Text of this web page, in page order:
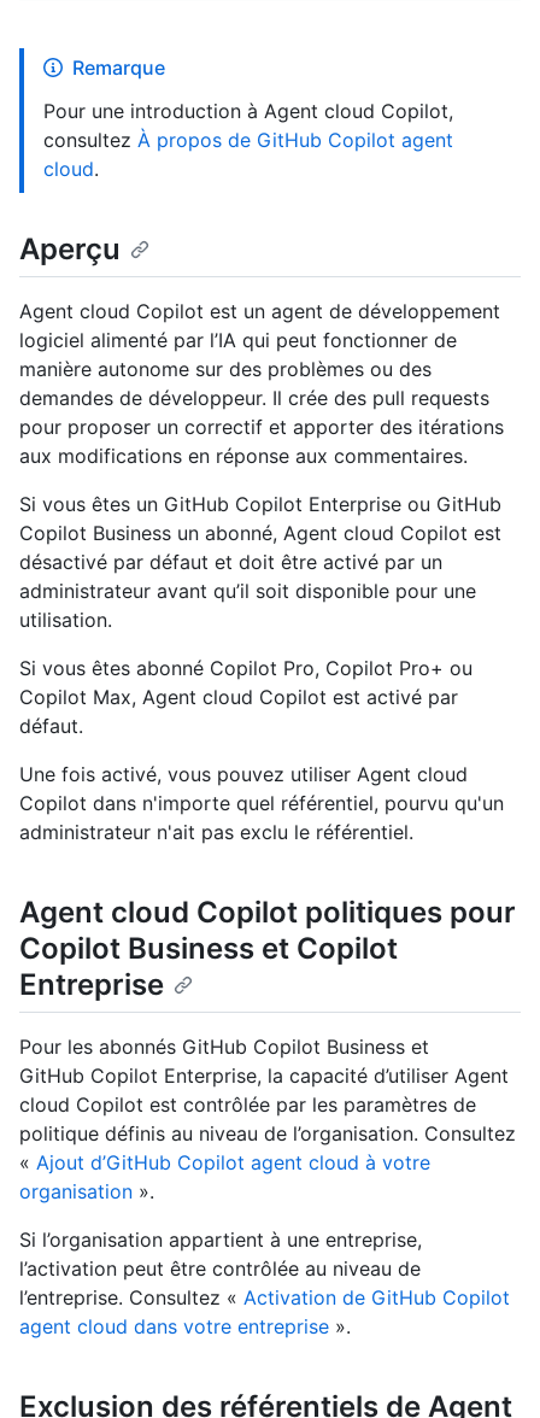
Remarque
Pour une introduction à Agent cloud Copilot,
consultez À propos de GitHub Copilot agent
cloud.
Aperçu
Agent cloud Copilot est un agent de développement
logiciel alimenté par l’IA qui peut fonctionner de
manière autonome sur des problèmes ou des
demandes de développeur. Il crée des pull requests
pour proposer un correctif et apporter des itérations
aux modifications en réponse aux commentaires.
Si vous êtes un GitHub Copilot Enterprise ou GitHub
Copilot Business un abonné, Agent cloud Copilot est
désactivé par défaut et doit être activé par un
administrateur avant qu’il soit disponible pour une
utilisation.
Si vous êtes abonné Copilot Pro, Copilot Pro+ ou
Copilot Max, Agent cloud Copilot est activé par
défaut.
Une fois activé, vous pouvez utiliser Agent cloud
Copilot dans n'importe quel référentiel, pourvu qu'un
administrateur n'ait pas exclu le référentiel.
Agent cloud Copilot politiques pour
Copilot Business et Copilot
Entreprise
Pour les abonnés GitHub Copilot Business et
GitHub Copilot Enterprise, la capacité d’utiliser Agent
cloud Copilot est contrôlée par les paramètres de
politique définis au niveau de l’organisation. Consultez
« Ajout d’GitHub Copilot agent cloud à votre
organisation ».
Si l’organisation appartient à une entreprise,
l’activation peut être contrôlée au niveau de
l’entreprise. Consultez « Activation de GitHub Copilot
agent cloud dans votre entreprise ».
Exclusion des référentiels de Agent